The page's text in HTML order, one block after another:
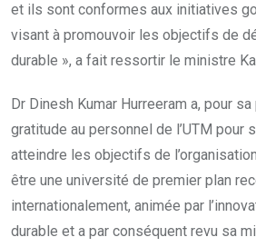
et ils sont conformes aux initiatives
visant à promouvoir les objectifs de
durable », a fait ressortir le ministre
Dr Dinesh Kumar Hurreeram a, pour
gratitude au personnel de l’UTM pour
atteindre les objectifs de
être une université de premier plan
internationalement, animée par
durable et a par conséquent revu sa